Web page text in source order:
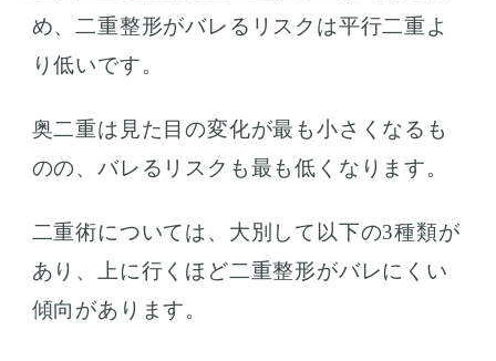
め、二重整形がバレるリスクは平行二重よ
り低いです。
奥二重は見た目の変化が最も小さくなるも
のの、バレるリスクも最も低くなります。
二重術については、大別して以下の3種類が
あり、上に行くほど二重整形がバレにくい
傾向があります。